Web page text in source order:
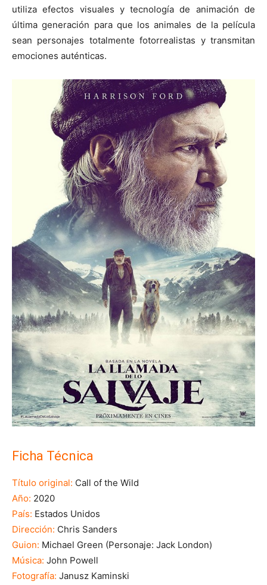
utiliza efectos visuales y tecnología de animación de
última generación para que los animales de la película
sean personajes totalmente fotorrealistas y transmitan
emociones auténticas.
Ficha Técnica
Título original: Call of the Wild
Año: 2020
País: Estados Unidos
Dirección: Chris Sanders
Guion: Michael Green (Personaje: Jack London)
Música: John Powell
Fotografía: Janusz Kaminski